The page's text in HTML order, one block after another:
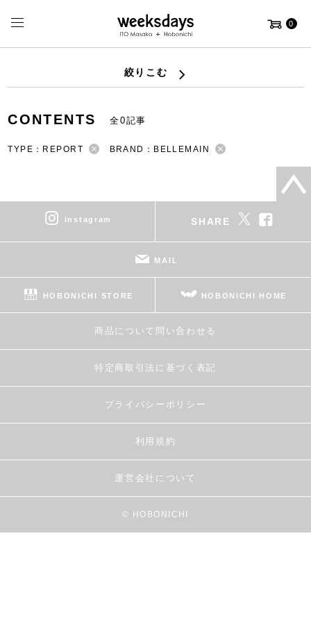
0
絞りこむ
CONTENTS 全0記事
TYPE：REPORT BRAND：BELLEMAIN
instagram SHARE
MAIL
HOBONICHI STORE HOBONICHI HOME
商品について問い合わせる
特定商取引法に基づく表記
プライバシーポリシー
利用規約
運営会社について
© HOBONICHI